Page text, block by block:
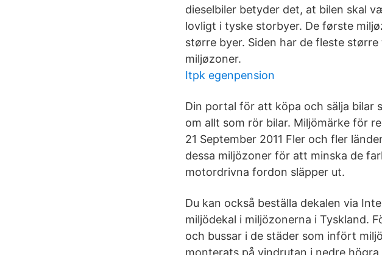
dieselbiler betyder det, at bilen skal
lovligt i tyske storbyer. De første
større byer. Siden har de fleste
miljøzoner.
Itpk egenpension
Din portal för att köpa och sälja bilar
om allt som rör bilar. Miljömärke för
21 September 2011 Fler och fler
dessa miljözoner för att minska de
motordrivna fordon släpper ut.
Du kan också beställa dekalen via
miljödekal i miljözonerna i Tyskland.
och bussar i de städer som infört
monterats på vindrutan i nedre